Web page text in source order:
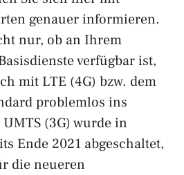
genauer informieren.
nur, ob an Ihrem
verfügbar ist,
mit LTE (4G) bzw. dem
problemlos ins
(3G) wurde in
Ende 2021 abgeschaltet,
die neueren